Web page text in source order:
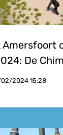
Amersfoort
De
2024 15:28